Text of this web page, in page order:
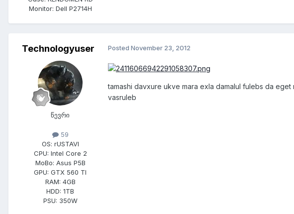
Monitor: Dell P2714H
Technologyuser
წევრი
59
OS: rUSTAVI
CPU: Intel Core 2
MoBo: Asus P5B
GPU: GTX 560 TI
RAM: 4GB
HDD: 1TB
PSU: 350W
Posted November 23, 2012
tamashi davxure ukve mara exla damalul fulebs da
vasruleb